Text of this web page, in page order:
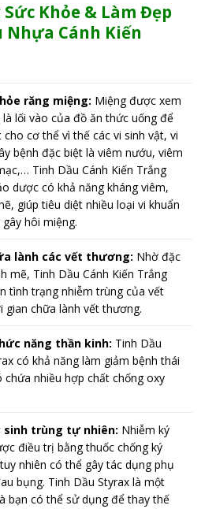
Sức Khỏe & Làm Đẹp
Nhựa Cánh Kiến
răng miệng: Miệng được xem
lối vào của đồ ăn thức uống để
cơ thể vì thế các vi sinh vật, vi
bệnh đặc biệt là viêm nướu, viêm
Tinh Dầu Cánh Kiến Trắng
dược có khả năng kháng viêm,
giúp tiêu diệt nhiều loại vi khuẩn
hôi miệng.
lành các vết thương: Nhờ đặc
mẽ, Tinh Dầu Cánh Kiến Trắng
tình trạng nhiễm trùng của vết
chữa lành vết thương.
năng thần kinh: Tinh Dầu
có khả năng làm giảm bệnh thái
nhiều hợp chất chống oxy
sinh trùng tự nhiên: Nhiễm ký
điều trị bằng thuốc chống ký
nhiên có thể gây tác dụng phụ
bụng. Tinh Dầu Styrax là một
bạn có thể sử dụng để thay thế